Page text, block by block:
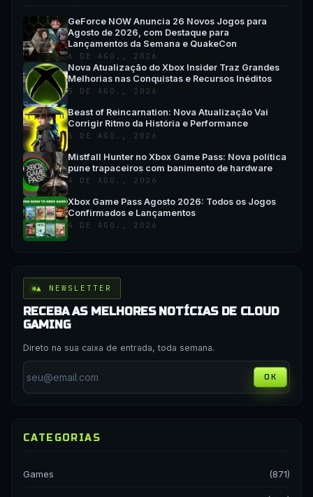
GeForce NOW Anuncia 26 Novos Jogos para
Agosto de 2026, com Destaque para
Lançamentos da Semana e QuakeCon
6 DE AGO., 2026
Nova Atualização do Xbox Insider Traz Grandes
Melhorias nas Conquistas e Recursos Inéditos
5 DE AGO., 2026
Beast of Reincarnation: Nova Atualização Vai
Corrigir Ritmo da História e Performance
5 DE AGO., 2026
Mistfall Hunter no Xbox Game Pass: Nova política
pune trapaceiros com banimento de hardware
4 DE AGO., 2026
Xbox Game Pass Agosto 2026: Todos os Jogos
Confirmados e Lançamentos
4 DE AGO., 2026
▲ NEWSLETTER
RECEBA AS MELHORES NOTÍCIAS DE CLOUD
GAMING
Direto na sua caixa de entrada, toda semana.
OK
CATEGORIAS
Games (871)